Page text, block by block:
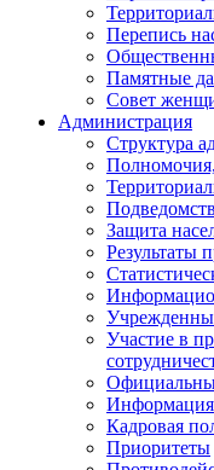
Перепись
Памятные
Совет
Администрация
Структура
Защита
Результаты
Участие в
Информация
Кадровая
Приоритеты